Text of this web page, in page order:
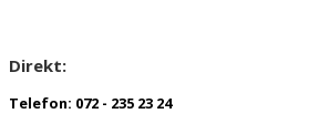
Direkt:
Telefon: 072 - 235 23 24